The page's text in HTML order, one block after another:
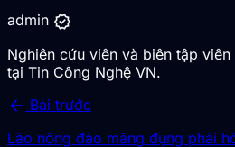
admin verified
Nghiên cứu viên và biên tập
tại Tin Công Nghệ VN.
arrow_back Bài trước
Lão nông đào măng đụng phải